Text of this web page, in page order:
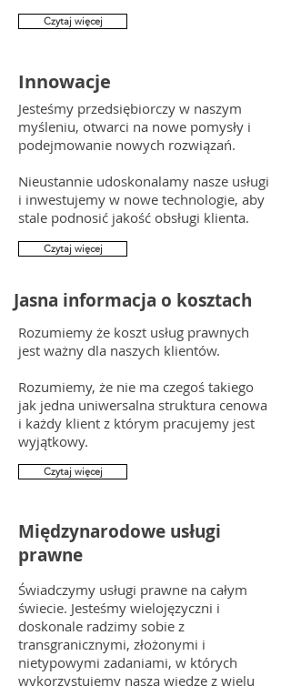
Czytaj więcej
Innowacje
Jesteśmy przedsiębiorczy w naszym
myśleniu, otwarci na nowe pomysły i
podejmowanie nowych rozwiązań.
Nieustannie udoskonalamy nasze usługi
i inwestujemy w nowe technologie, aby
stale podnosić jakość obsługi klienta.
Czytaj więcej
Jasna informacja o kosztach
Rozumiemy że koszt usług prawnych
jest ważny dla naszych klientów.
Rozumiemy, że nie ma czegoś takiego
jak jedna uniwersalna struktura cenowa
i każdy klient z którym pracujemy jest
wyjątkowy.
Czytaj więcej
Międzynarodowe usługi
prawne
Świadczymy usługi prawne na całym
świecie. Jesteśmy wielojęzyczni i
doskonale radzimy sobie z
transgranicznymi, złożonymi i
nietypowymi zadaniami, w których
wykorzystujemy naszą wiedzę z wielu